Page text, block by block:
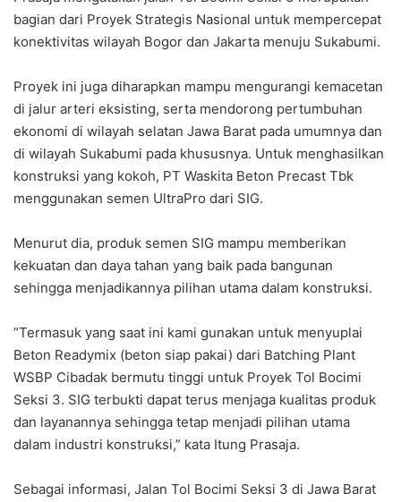
bagian dari Proyek Strategis Nasional untuk mempercepat
konektivitas wilayah Bogor dan Jakarta menuju Sukabumi.
‎Proyek ini juga diharapkan mampu mengurangi kemacetan
di jalur arteri eksisting, serta mendorong pertumbuhan
ekonomi di wilayah selatan Jawa Barat pada umumnya dan
di wilayah Sukabumi pada khususnya. Untuk menghasilkan
konstruksi yang kokoh, PT Waskita Beton Precast Tbk
menggunakan semen UltraPro dari SIG.
‎Menurut dia, produk semen SIG mampu memberikan
kekuatan dan daya tahan yang baik pada bangunan
sehingga menjadikannya pilihan utama dalam konstruksi.
‎”Termasuk yang saat ini kami gunakan untuk menyuplai
Beton Readymix (beton siap pakai) dari Batching Plant
WSBP Cibadak bermutu tinggi untuk Proyek Tol Bocimi
Seksi 3. SIG terbukti dapat terus menjaga kualitas produk
dan layanannya sehingga tetap menjadi pilihan utama
dalam industri konstruksi,” kata Itung Prasaja.
‎Sebagai informasi, Jalan Tol Bocimi Seksi 3 di Jawa Barat